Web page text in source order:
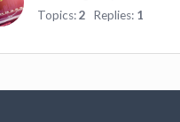
Topics:2 Replies: 1